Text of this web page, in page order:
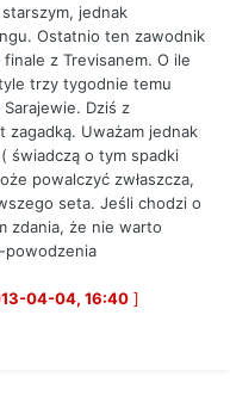
jednak
Ostatnio ten zawodnik
z Trevisanem. O ile
trzy tygodnie temu
Dziś z
Uważam jednak
świadczą o tym spadki
powalczyć zwłaszcza,
seta. Jeśli chodzi o
zdania, że nie warto
powodzenia
04-04, 16:40 ]